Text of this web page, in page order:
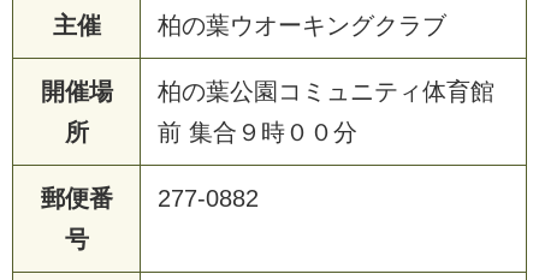
主催 柏の葉ウオーキングクラブ
開催場
所
柏の葉公園コミュニティ体育館
前 集合９時００分
郵便番
号
277-0882